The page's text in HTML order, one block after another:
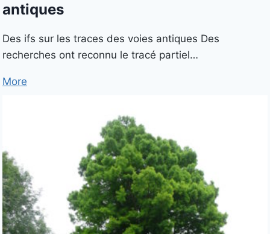
antiques
Des ifs sur les traces des voies antiques Des
recherches ont reconnu le tracé partiel…
More